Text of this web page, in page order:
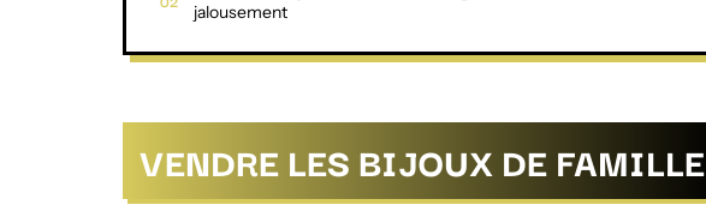
jalousement
VENDRE LES BIJOUX DE FAMILLE